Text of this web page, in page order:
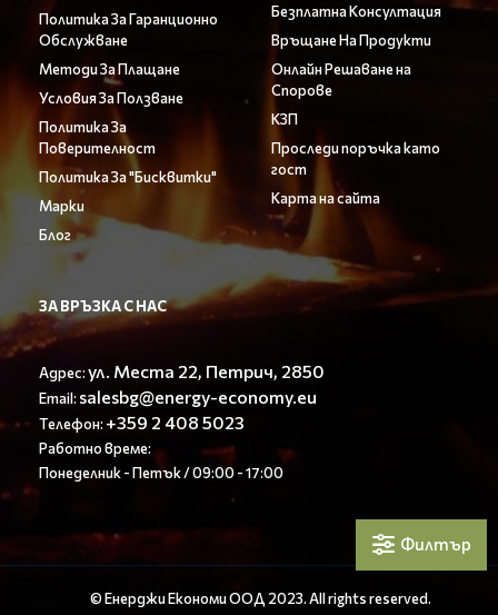
Филтър
Политика За Гаранционно
Обслужване
Методи За Плащане
Условия За Ползване
Политика За
Поверителност
Политика За "Бисквитки"
Марки
Блог
Безплатна Консултация
Връщане На Продукти
Онлайн Решаване на
Спорове
КЗП
Проследи поръчка като
гост
Карта на сайта
ЗА ВРЪЗКА С НАС
Адрес:ул. Места 22, Петрич, 2850
Email: salesbg@energy-economy.eu
Телефон: +359 2 408 5023
Работно време:
Понеделник - Петък / 09:00 - 17:00
© Енерджи Економи ООД 2023. All rights reserved.